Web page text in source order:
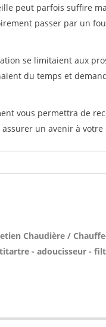
peut parfois suffire
passer par un
se limitaient aux
du temps et
vous permettra de
un avenir à votre
Chaudière /
- adoucisseur -